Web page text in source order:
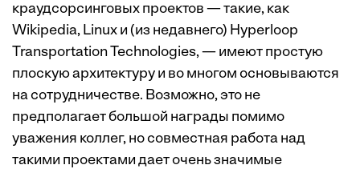
краудсорсинговых проектов — такие, как
Wikipedia, Linux и (из недавнего) Hyperloop
Transportation Technologies, — имеют простую
плоскую архитектуру и во многом основываются
на сотрудничестве. Возможно, это не
предполагает большой награды помимо
уважения коллег, но совместная работа над
такими проектами дает очень значимые